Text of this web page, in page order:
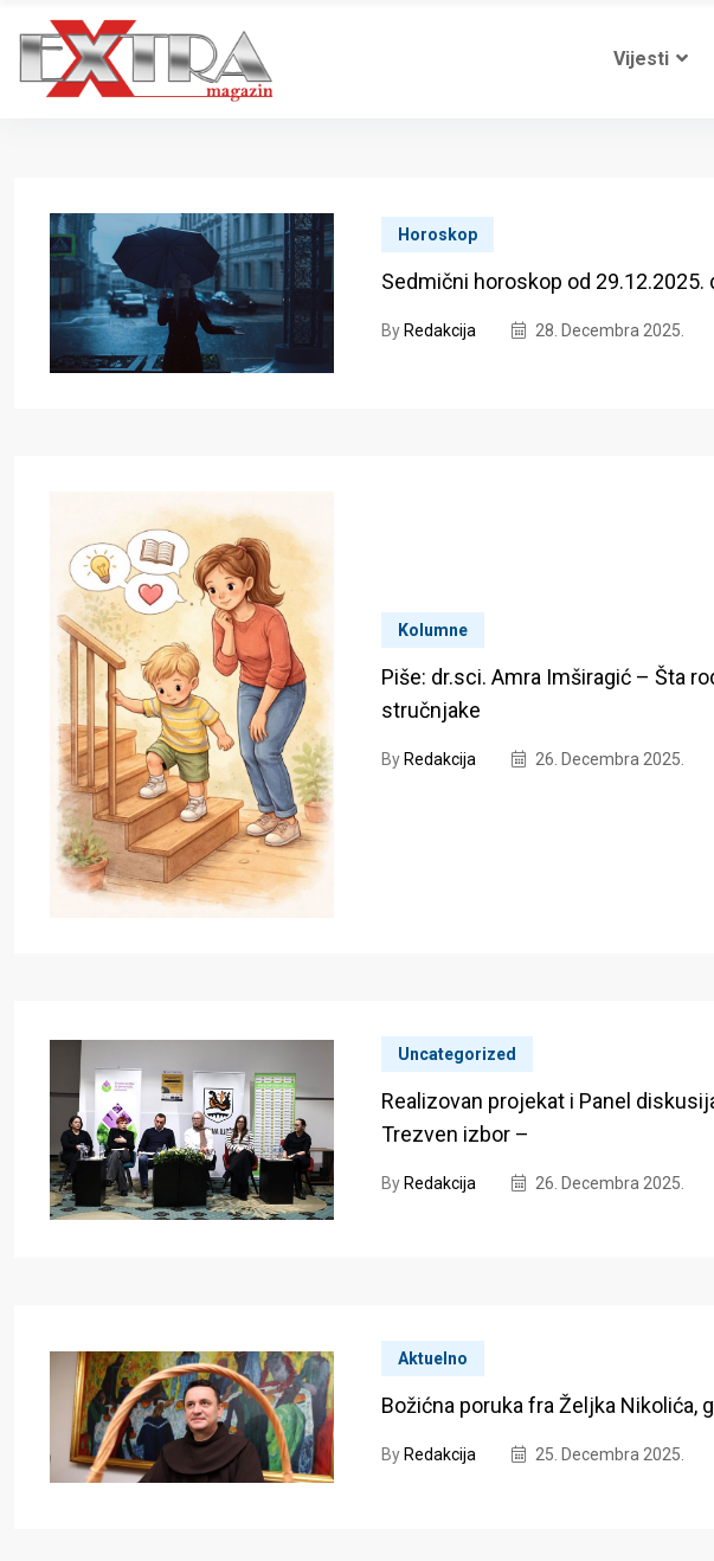
Vijesti
Horoskop
Sedmični horoskop od 29.12.2025.
By Redakcija 28. Decembra 2025.
Kolumne
Piše: dr.sci. Amra Imširagić – Šta
stručnjake
By Redakcija 26. Decembra 2025.
Uncategorized
Realizovan projekat i Panel
Trezven izbor –
By Redakcija 26. Decembra 2025.
Aktuelno
Božićna poruka fra Željka Nikolića,
By Redakcija 25. Decembra 2025.